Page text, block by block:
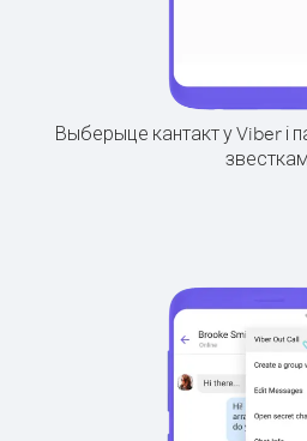
Выберыце кантакт у Viber і